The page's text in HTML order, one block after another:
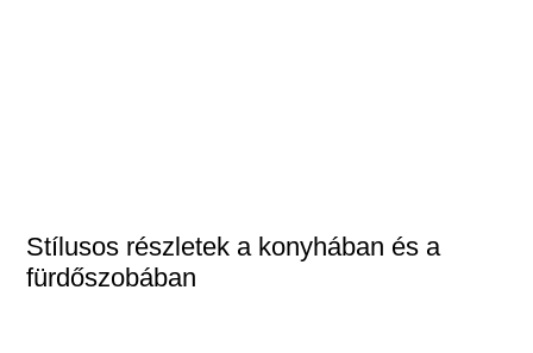
Stílusos részletek a konyhában és a
fürdőszobában